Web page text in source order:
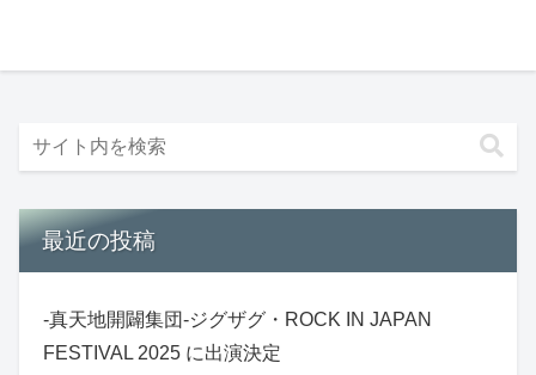
最近の投稿
-真天地開闢集団-ジグザグ・ROCK IN JAPAN
FESTIVAL 2025 に出演決定